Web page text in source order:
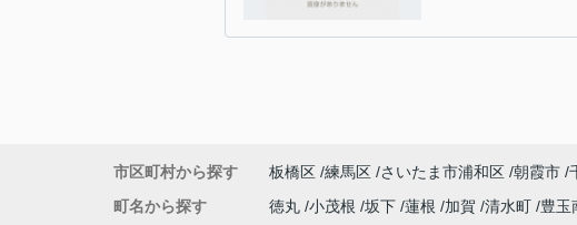
市区町村から探す 板橋区 練馬区 さいたま市浦和区 朝霞市
町名から探す
徳丸 小茂根 坂下 蓮根 加賀 清水町 豊玉